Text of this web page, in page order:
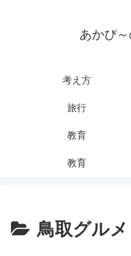
あかぴ
考え方
旅行
教育
教育
鳥取グルメ